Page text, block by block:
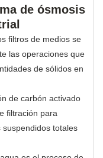
de ósmosis
filtros de medios se
las operaciones que
de sólidos en
de carbón activado
filtración para
totales